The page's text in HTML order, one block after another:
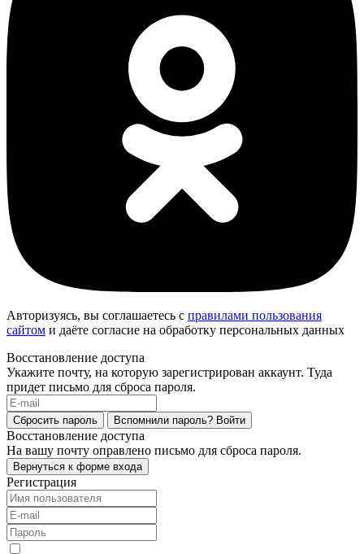
Авторизуясь, вы соглашаетесь с правилами пользования
сайтом и даёте согласие на обработку персональных данных
Восстановление доступа
Укажите почту, на которую зарегистрирован аккаунт. Туда
придет письмо для сброса пароля.
Сбросить пароль Вспомнили пароль? Войти
Восстановление доступа
На вашу почту оправлено письмо для сброса пароля.
Вернуться к форме входа
Регистрация